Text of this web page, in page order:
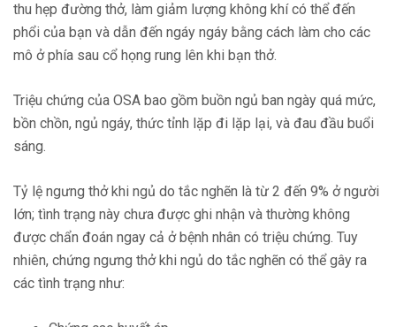
thu hẹp đường thở, làm giảm lượng không khí có thể đến
phổi của bạn và dẫn đến ngáy ngáy bằng cách làm cho các
mô ở phía sau cổ họng rung lên khi bạn thở.
Triệu chứng của OSA bao gồm buồn ngủ ban ngày quá mức,
bồn chồn, ngủ ngáy, thức tỉnh lặp đi lặp lại, và đau đầu buổi
sáng.
Tỷ lệ ngưng thở khi ngủ do tắc nghẽn là từ 2 đến 9% ở người
lớn; tình trạng này chưa được ghi nhận và thường không
được chẩn đoán ngay cả ở bệnh nhân có triệu chứng. Tuy
nhiên, chứng ngưng thở khi ngủ do tắc nghẽn có thể gây ra
các tình trạng như: